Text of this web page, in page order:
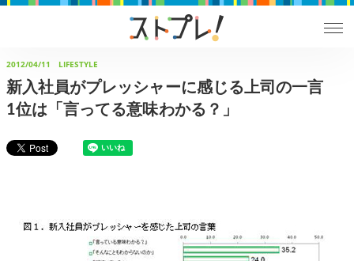
2012/04/11 LIFESTYLE
新入社員がプレッシャーに感じる上司の一言
1位は「言ってる意味わかる？」